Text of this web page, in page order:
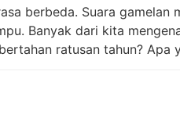
berbeda. Suara gamelan
Banyak dari kita
ratusan tahun? Apa